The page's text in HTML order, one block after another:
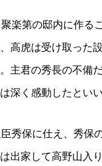
楽第の邸内に作る
高虎は受け取った
主君の秀長の不備
深く感動したといい
秀保に仕え、秀保
出家して高野山入